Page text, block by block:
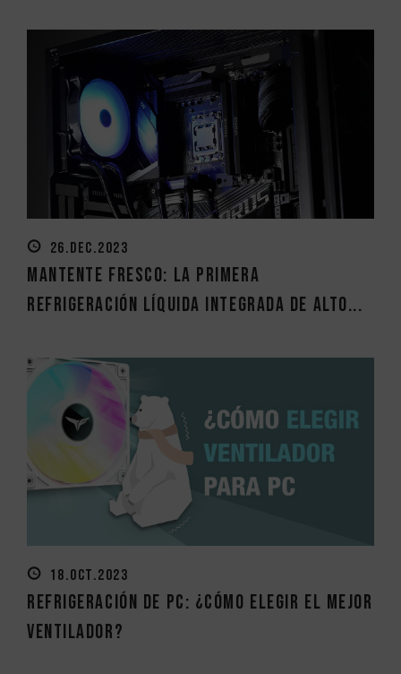
26.DEC.2023
Mantente fresco: La primera
refrigeración líquida integrada de alto...
18.OCT.2023
Refrigeración de PC: ¿Cómo elegir el mejor
ventilador?